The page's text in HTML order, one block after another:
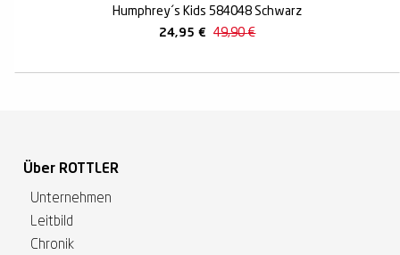
Humphrey´s Kids 584048 Schwarz
24,95 € 49,90€
Über ROTTLER
Unternehmen
Leitbild
Chronik